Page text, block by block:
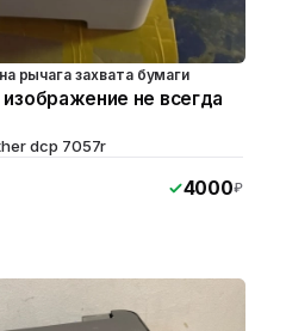
рычага захвата бумаги
не всегда
dcp 7057r
4000₽